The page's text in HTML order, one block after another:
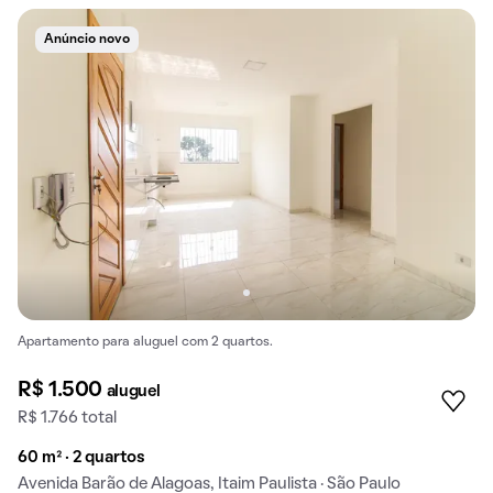
Anúncio novo
Apartamento para aluguel com 2 quartos.
R$ 1.500 aluguel
R$ 1.766 total
60 m² · 2 quartos
Avenida Barão de Alagoas, Itaim Paulista · São Paulo